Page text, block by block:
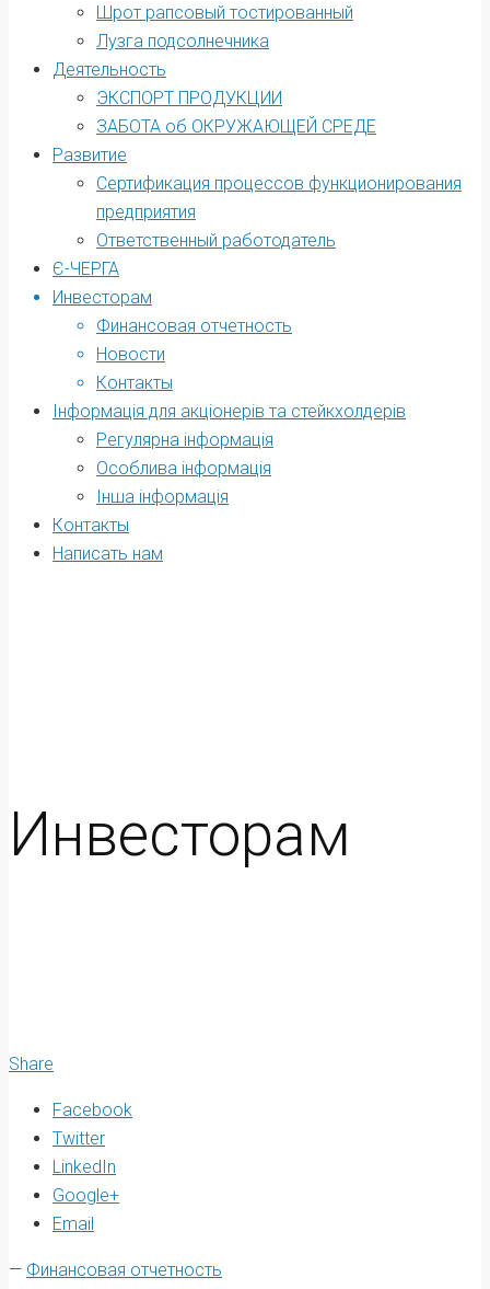
Шрот рапсовый тостированный
Лузга подсолнечника
Деятельность
ЭКСПОРТ ПРОДУКЦИИ
ЗАБОТА об ОКРУЖАЮЩЕЙ СРЕДЕ
Развитие
Сертификация процессов функционирования
предприятия
Ответственный работодатель
Є-ЧЕРГА
Инвесторам
Финансовая отчетность
Новости
Контакты
Інформація для акціонерів та стейкхолдерів
Регулярна інформація
Oсоблива інформація
Інша інформація
Контакты
Написать нам
Инвесторам
Share
Facebook
Twitter
LinkedIn
Google+
Email
— Финансовая отчетность